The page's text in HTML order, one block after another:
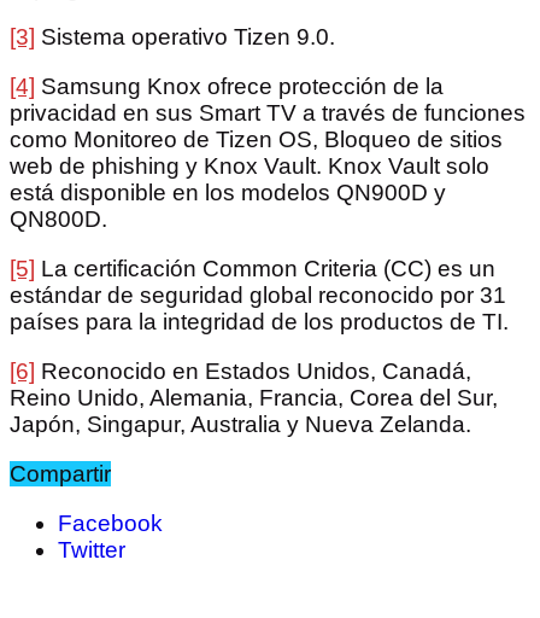
[3] Sistema operativo Tizen 9.0.
[4] Samsung Knox ofrece protección de la
privacidad en sus Smart TV a través de funciones
como Monitoreo de Tizen OS, Bloqueo de sitios
web de phishing y Knox Vault. Knox Vault solo
está disponible en los modelos QN900D y
QN800D.
[5] La certificación Common Criteria (CC) es un
estándar de seguridad global reconocido por 31
países para la integridad de los productos de TI.
[6] Reconocido en Estados Unidos, Canadá,
Reino Unido, Alemania, Francia, Corea del Sur,
Japón, Singapur, Australia y Nueva Zelanda.
Compartir
Facebook
Twitter